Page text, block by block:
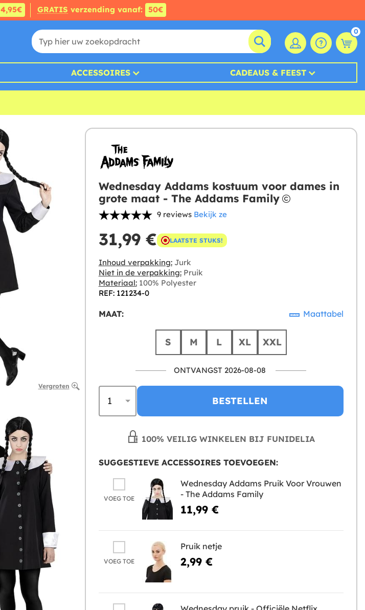
4,95€ GRATIS verzending vanaf: 50€
0
ACCESSOIRES CADEAUS & FEEST
Vergroten
Wednesday Addams kostuum voor dames in
grote maat - The Addams Family
9 reviews Bekijk ze
31,99 € LAATSTE STUKS!
Inhoud verpakking:Jurk
Niet in de verpakking:Pruik
Materiaal:100% Polyester
REF: 121234-0
MAAT: Maattabel
S M L XL XXL
ONTVANGST 2026-08-08
BESTELLEN
100% VEILIG WINKELEN BIJ FUNIDELIA
SUGGESTIEVE ACCESSOIRES TOEVOEGEN:
VOEG TOE
Wednesday Addams Pruik Voor Vrouwen
- The Addams Family
11,99 €
VOEG TOE
Pruik netje
2,99 €